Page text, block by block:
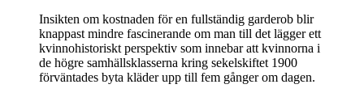
Insikten om kostnaden för en fullständig garderob blir
knappast mindre fascinerande om man till det lägger ett
kvinnohistoriskt perspektiv som innebar att kvinnorna i
de högre samhällsklasserna kring sekelskiftet 1900
förväntades byta kläder upp till fem gånger om dagen.